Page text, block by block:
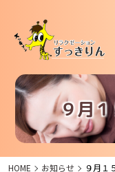
９月
HOME お知らせ ９月１